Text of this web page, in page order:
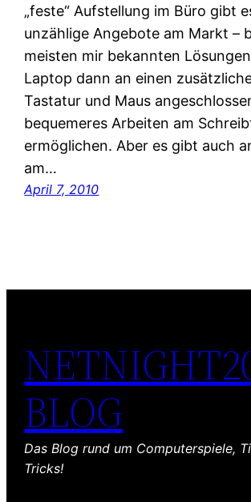
„feste“ Aufstellung im Büro gibt
unzählige Angebote am Markt –
meisten mir bekannten
Laptop dann an einen
Tastatur und Maus
bequemeres Arbeiten am
ermöglichen. Aber es gibt auch
am…
April 7, 2010
BLOG
Das Blog rund um Computerspiele,
Tricks!